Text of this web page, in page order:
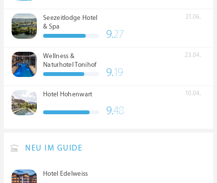
Seezeitlodge Hotel
& Spa
21.06.
9.27
Wellness &
Naturhotel Tonihof
****S
23.04.
9.19
Hotel Hohenwart 10.04.
9.48
NEU IM GUIDE
Hotel Edelweiss